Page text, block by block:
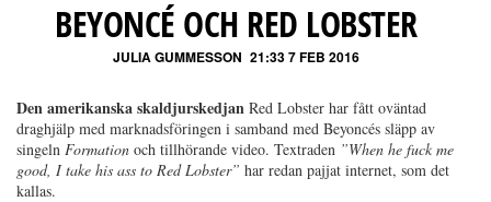
BEYONCÉ OCH RED LOBSTER
JULIA GUMMESSON 21:33 7 FEB 2016
Den amerikanska skaldjurskedjan Red Lobster har fått oväntad
draghjälp med marknadsföringen i samband med Beyoncés släpp av
singeln Formation och tillhörande video. Textraden ”When he fuck me
good, I take his ass to Red Lobster” har redan pajjat internet, som det
kallas.